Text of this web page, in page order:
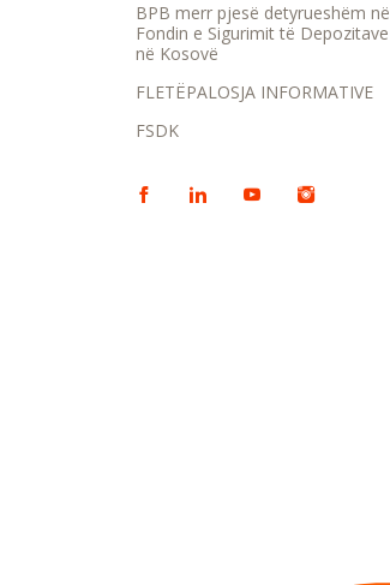
BPB merr pjesë detyrueshëm në
Fondin e Sigurimit të Depozitave
në Kosovë
FLETËPALOSJA INFORMATIVE
FSDK